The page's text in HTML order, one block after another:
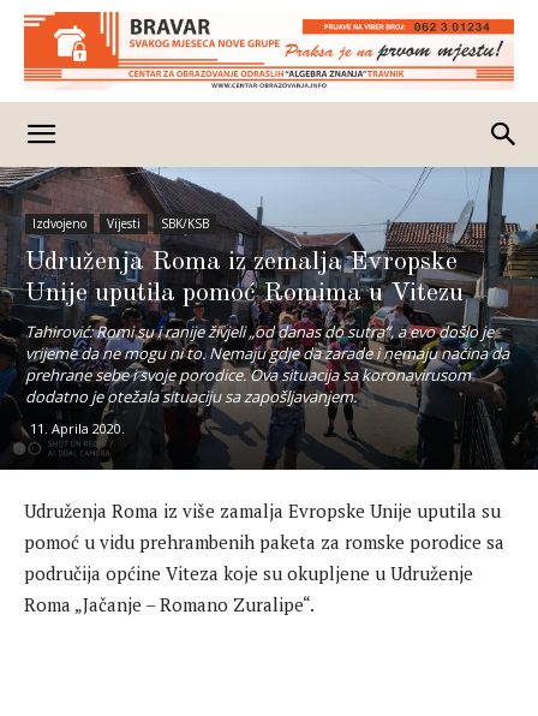
Izdvojeno Vijesti SBK/KSB
Udruženja Roma iz zemalja Evropske
Unije uputila pomoć Romima u Vitezu
Tahirović: Romi su i ranije živjeli „od danas do sutra“, a evo došlo je
vrijeme da ne mogu ni to. Nemaju gdje da zarade i nemaju načina da
prehrane sebe i svoje porodice. Ova situacija sa koronavirusom
dodatno je otežala situaciju sa zapošljavanjem.
11. Aprila 2020.
Udruženja Roma iz više zamalja Evropske Unije uputila su
pomoć u vidu prehrambenih paketa za romske porodice sa
područija općine Viteza koje su okupljene u Udruženje
Roma „Jačanje – Romano Zuralipe“.